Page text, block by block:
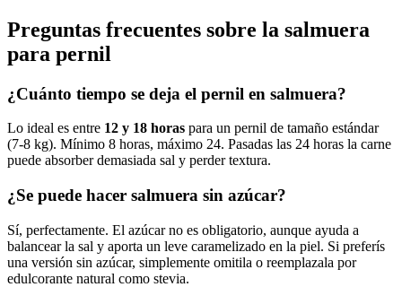
Preguntas frecuentes sobre la salmuera
para pernil
¿Cuánto tiempo se deja el pernil en salmuera?
Lo ideal es entre 12 y 18 horas para un pernil de tamaño estándar
(7-8 kg). Mínimo 8 horas, máximo 24. Pasadas las 24 horas la carne
puede absorber demasiada sal y perder textura.
¿Se puede hacer salmuera sin azúcar?
Sí, perfectamente. El azúcar no es obligatorio, aunque ayuda a
balancear la sal y aporta un leve caramelizado en la piel. Si preferís
una versión sin azúcar, simplemente omitila o reemplazala por
edulcorante natural como stevia.